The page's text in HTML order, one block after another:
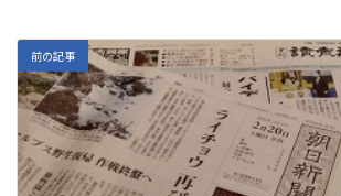
前の記事